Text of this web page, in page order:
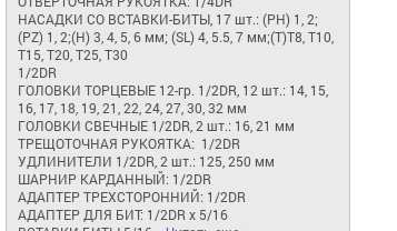
НАСАДКИ СО ВСТАВКИ-БИТЫ, 17 шт.: (РН) 1, 2;
(PZ) 1, 2;(H) 3, 4, 5, 6 мм; (SL) 4, 5.5, 7 мм;(T)Т8, Т10,
Т15, Т20, Т25, Т30
1/2DR
ГОЛОВКИ ТОРЦЕВЫЕ 12-гр. 1/2DR, 12 шт.: 14, 15,
16, 17, 18, 19, 21, 22, 24, 27, 30, 32 мм
ГОЛОВКИ СВЕЧНЫЕ 1/2DR, 2 шт.: 16, 21 мм
ТРЕЩОТОЧНАЯ РУКОЯТКА:  1/2DR
УДЛИНИТЕЛИ 1/2DR, 2 шт.: 125, 250 мм
ШАРНИР КАРДАННЫЙ: 1/2DR
АДАПТЕР ТРЕХСТОРОННИЙ: 1/2DR
АДАПТЕР ДЛЯ БИТ: 1/2DR х 5/16